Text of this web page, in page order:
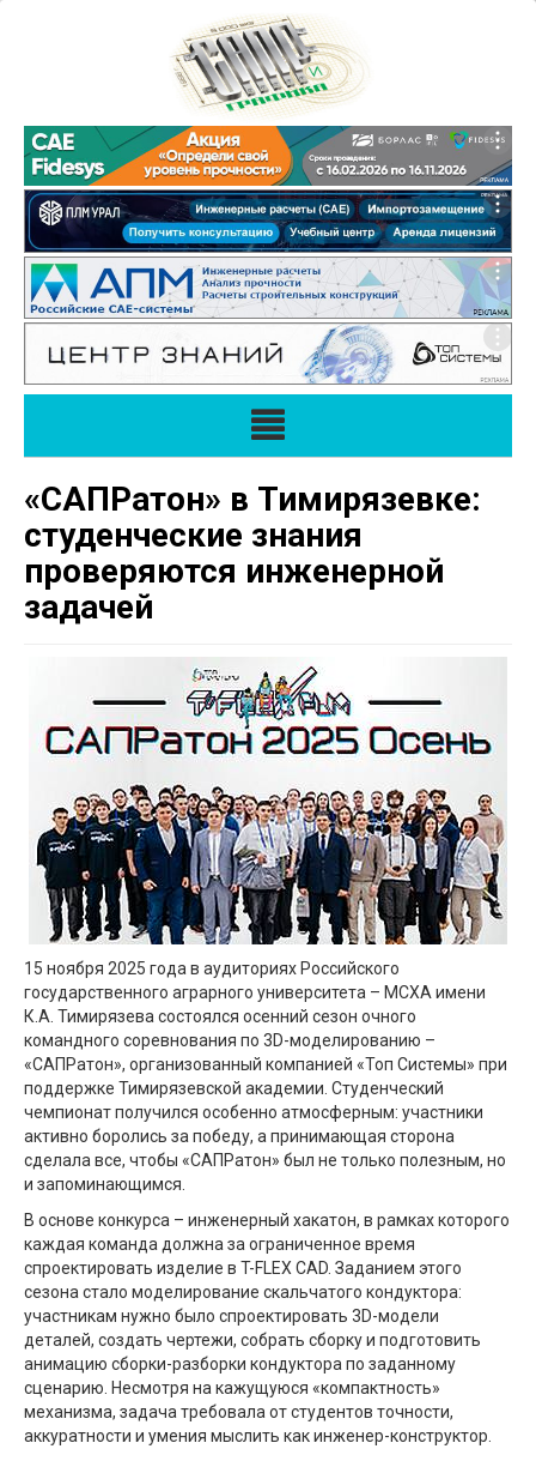
«САПРатон» в Тимирязевке:
студенческие знания
проверяются инженерной
задачей
15 ноября 2025 года в аудиториях Российского
государственного аграрного университета – МСХА имени
К.А. Тимирязева состоялся осенний сезон очного
командного соревнования по 3D-моделированию –
«САПРатон», организованный компанией «Топ Системы» при
поддержке Тимирязевской академии. Студенческий
чемпионат получился особенно атмосферным: участники
активно боролись за победу, а принимающая сторона
сделала все, чтобы «САПРатон» был не только полезным, но
и запоминающимся.
В основе конкурса – инженерный хакатон, в рамках которого
каждая команда должна за ограниченное время
спроектировать изделие в T-FLEX CAD. Заданием этого
сезона стало моделирование скальчатого кондуктора:
участникам нужно было спроектировать 3D-модели
деталей, создать чертежи, собрать сборку и подготовить
анимацию сборки-разборки кондуктора по заданному
сценарию. Несмотря на кажущуюся «компактность»
механизма, задача требовала от студентов точности,
аккуратности и умения мыслить как инженер-конструктор.